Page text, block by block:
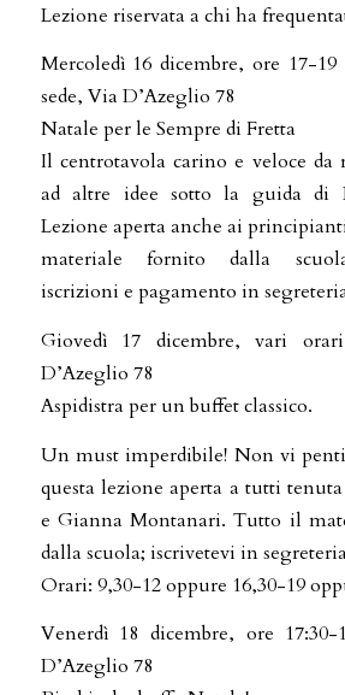
Lezione riservata a chi ha
Mercoledì 16 dicembre, ore 17-
sede, Via D’Azeglio 78
Natale per le Sempre di Fretta
Il centrotavola carino e veloce da
ad altre idee sotto la guida di
Lezione aperta anche ai
materiale fornito dalla
iscrizioni e pagamento in
Giovedì 17 dicembre, vari
D’Azeglio 78
Aspidistra per un buffet classico.
Un must imperdibile! Non vi
questa lezione aperta a tutti
e Gianna Montanari. Tutto il
dalla scuola; iscrivetevi in
Orari: 9,30-12 oppure 16,30-19
Venerdì 18 dicembre, ore
D’Azeglio 78